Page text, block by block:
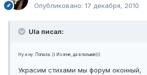
Опубликовано: 17 декабря, 2010
Ula писал:
Ну и ну. Попала..)) Из огня, да в полымя)))
Украсим стихами мы форум оконный,